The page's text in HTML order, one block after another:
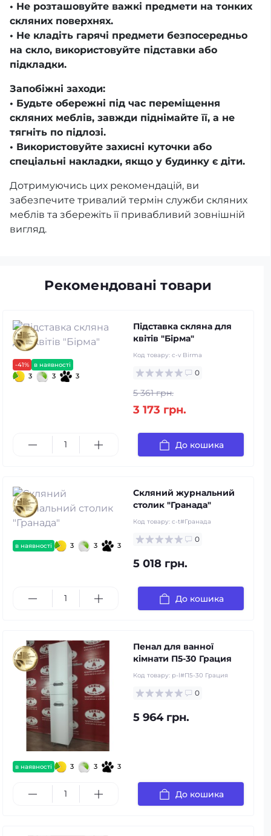
• Не розташовуйте важкі предмети на тонких
скляних поверхнях.
• Не кладіть гарячі предмети безпосередньо
на скло, використовуйте підставки або
підкладки.
Запобіжні заходи:
• Будьте обережні під час переміщення
скляних меблів, завжди піднімайте її, а не
тягніть по підлозі.
• Використовуйте захисні куточки або
спеціальні накладки, якщо у будинку є діти.
Дотримуючись цих рекомендацій, ви
забезпечите тривалий термін служби скляних
меблів та збережіть її привабливий зовнішній
вигляд.
Рекомендовані товари
-41% в наявності
3 3 3
Підставка скляна для
квітів "Бірма"
Код товару: c-v Birma
0
5 361 грн.
3 173 грн.
До кошика
в наявності 3 3 3
Скляний журнальний
столик "Гранада"
Код товару: c-t#Гранада
0
5 018 грн.
До кошика
в наявності 3 3 3
Пенал для ванної
кімнати П5-30 Грация
Код товару: p-l#П5-30 Грация
0
5 964 грн.
До кошика